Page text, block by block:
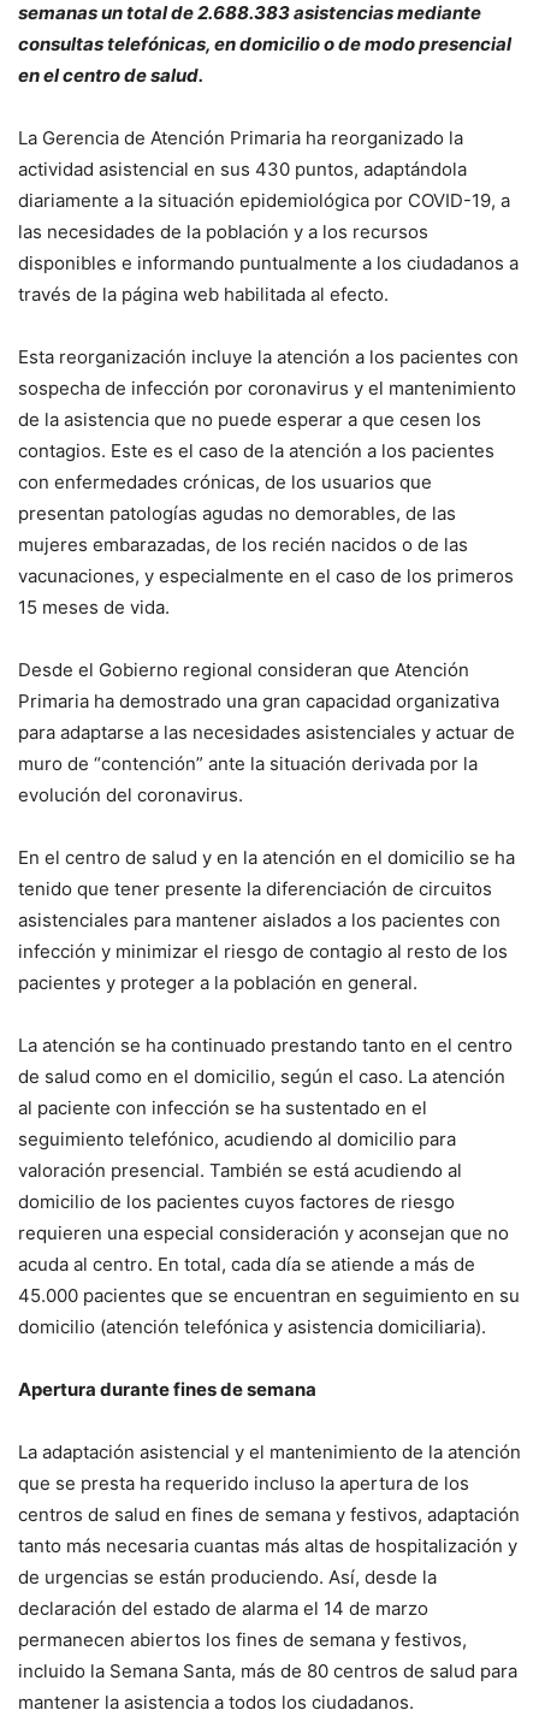
semanas un total de 2.688.383 asistencias mediante
consultas telefónicas, en domicilio o de modo presencial
en el centro de salud.
La Gerencia de Atención Primaria ha reorganizado la
actividad asistencial en sus 430 puntos, adaptándola
diariamente a la situación epidemiológica por COVID-19, a
las necesidades de la población y a los recursos
disponibles e informando puntualmente a los ciudadanos a
través de la página web habilitada al efecto.
Esta reorganización incluye la atención a los pacientes con
sospecha de infección por coronavirus y el mantenimiento
de la asistencia que no puede esperar a que cesen los
contagios. Este es el caso de la atención a los pacientes
con enfermedades crónicas, de los usuarios que
presentan patologías agudas no demorables, de las
mujeres embarazadas, de los recién nacidos o de las
vacunaciones, y especialmente en el caso de los primeros
15 meses de vida.
Desde el Gobierno regional consideran que Atención
Primaria ha demostrado una gran capacidad organizativa
para adaptarse a las necesidades asistenciales y actuar de
muro de “contención” ante la situación derivada por la
evolución del coronavirus.
En el centro de salud y en la atención en el domicilio se ha
tenido que tener presente la diferenciación de circuitos
asistenciales para mantener aislados a los pacientes con
infección y minimizar el riesgo de contagio al resto de los
pacientes y proteger a la población en general.
La atención se ha continuado prestando tanto en el centro
de salud como en el domicilio, según el caso. La atención
al paciente con infección se ha sustentado en el
seguimiento telefónico, acudiendo al domicilio para
valoración presencial. También se está acudiendo al
domicilio de los pacientes cuyos factores de riesgo
requieren una especial consideración y aconsejan que no
acuda al centro. En total, cada día se atiende a más de
45.000 pacientes que se encuentran en seguimiento en su
domicilio (atención telefónica y asistencia domiciliaria).
Apertura durante fines de semana
La adaptación asistencial y el mantenimiento de la atención
que se presta ha requerido incluso la apertura de los
centros de salud en fines de semana y festivos, adaptación
tanto más necesaria cuantas más altas de hospitalización y
de urgencias se están produciendo. Así, desde la
declaración del estado de alarma el 14 de marzo
permanecen abiertos los fines de semana y festivos,
incluido la Semana Santa, más de 80 centros de salud para
mantener la asistencia a todos los ciudadanos.